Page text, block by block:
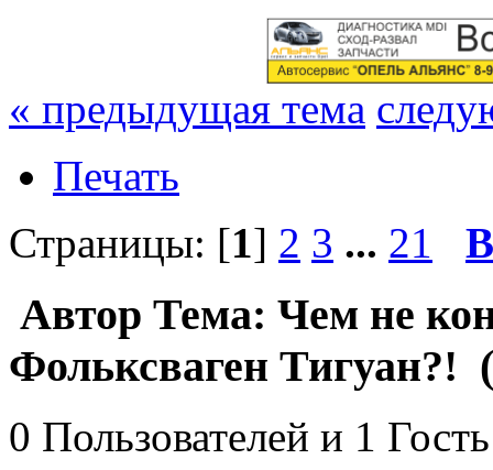
« предыдущая тема
Печать
Страницы: [1] 2 3 ... 21
Автор Тема: Чем не
Фольксваген Тигуан?!
0 Пользователей и 1